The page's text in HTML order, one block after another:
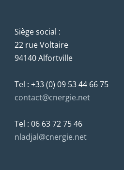
Siège social :
22 rue Voltaire
94140 Alfortville
Tel : +33 (0) 09 53 44 66 75
contact@cnergie.net
Tel : 06 63 72 75 46
nladjal@cnergie.net